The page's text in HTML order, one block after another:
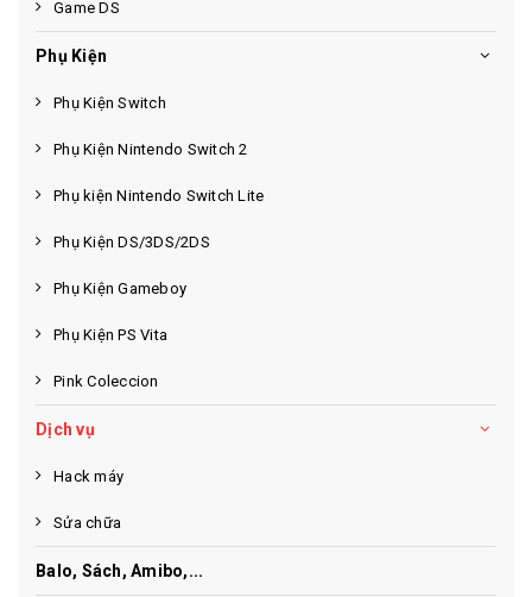
Game DS
Phụ Kiện
Phụ Kiện Switch
Phụ Kiện Nintendo Switch 2
Phụ kiện Nintendo Switch Lite
Phụ Kiện DS/3DS/2DS
Phụ Kiện Gameboy
Phụ Kiện PS Vita
Pink Coleccion
Dịch vụ
Hack máy
Sửa chữa
Balo, Sách, Amibo,...